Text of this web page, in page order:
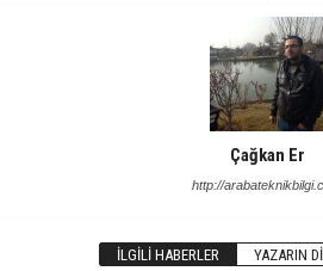
Çağkan Er
http://
İLGILI HABERLER YAZARIN